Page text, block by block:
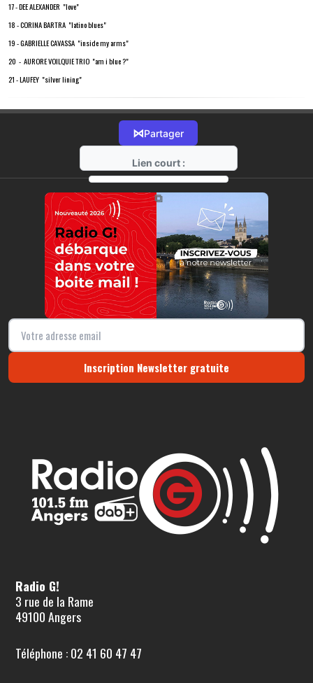
17 - DEE ALEXANDER "love"
18 - CORINA BARTRA "latino blues"
19 - GABRIELLE CAVASSA "inside my arms"
20 - AURORE VOILQUIE TRIO "am i blue ?"
21 - LAUFEY "silver lining"
⋈Partager
Lien court :
https://radio-g.fr?18095
⧉
Inscription Newsletter gratuite
Radio G!
3 rue de la Rame
49100 Angers
Téléphone : 02 41 60 47 47